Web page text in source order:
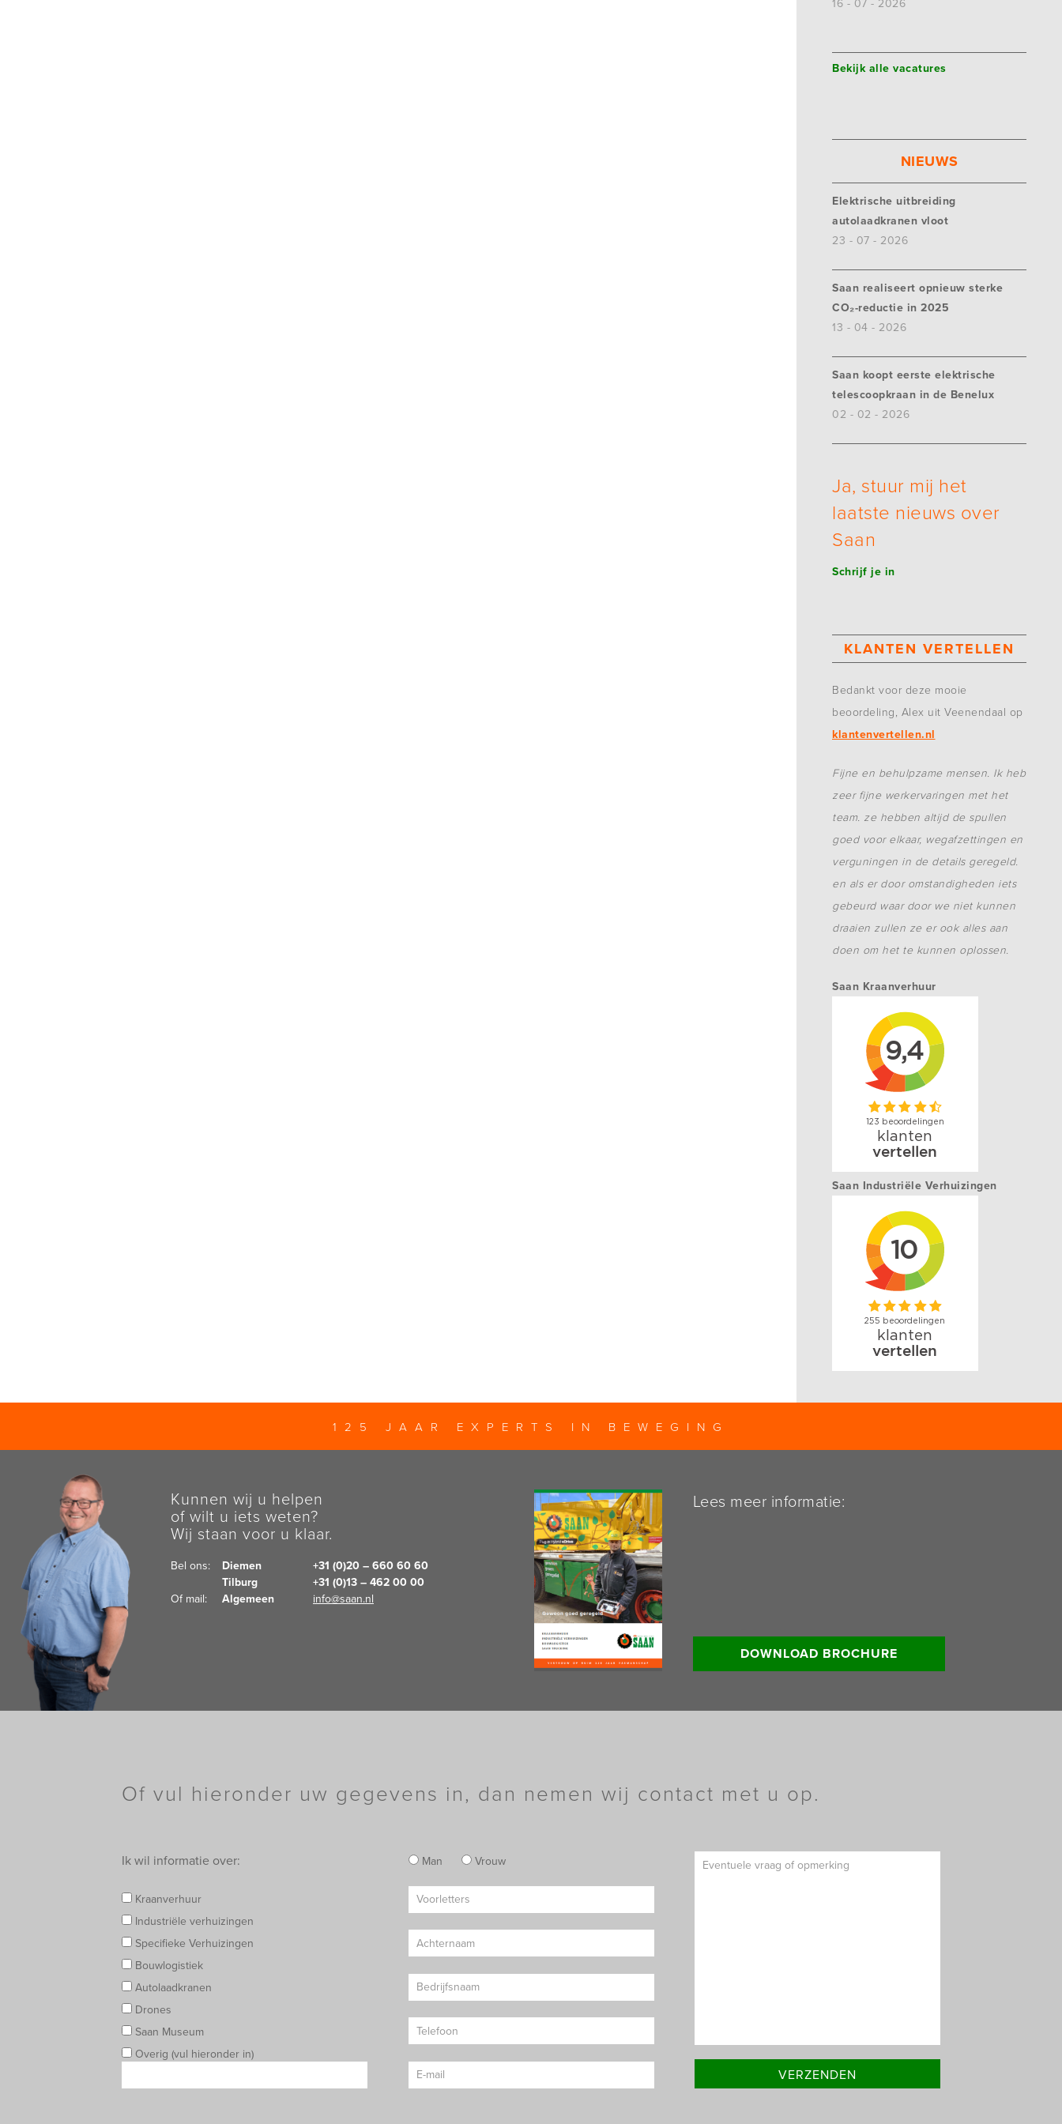
16 - 07 - 2026
Bekijk alle vacatures
NIEUWS
Elektrische uitbreiding
autolaadkranen vloot
23 - 07 - 2026
Saan realiseert opnieuw sterke
CO₂-reductie in 2025
13 - 04 - 2026
Saan koopt eerste elektrische
telescoopkraan in de Benelux
02 - 02 - 2026
Ja, stuur mij het
laatste nieuws over
Saan
Schrijf je in
KLANTEN VERTELLEN
Bedankt voor deze mooie
beoordeling, Alex uit Veenendaal op
klantenvertellen.nl
Fijne en behulpzame mensen. Ik heb
zeer fijne werkervaringen met het
team. ze hebben altijd de spullen
goed voor elkaar, wegafzettingen en
verguningen in de details geregeld.
en als er door omstandigheden iets
gebeurd waar door we niet kunnen
draaien zullen ze er ook alles aan
doen om het te kunnen oplossen.
Saan Kraanverhuur
Saan Industriële Verhuizingen
125 JAAR EXPERTS IN BEWEGING
Kunnen wij u helpen
of wilt u iets weten?
Wij staan voor u klaar.
Bel ons: Diemen
+31 (0)20 – 660 60 60
Tilburg
+31 (0)13 – 462 00 00
Of mail:
Algemeen info@saan.nl
Lees meer informatie:
DOWNLOAD BROCHURE
Of vul hieronder uw gegevens in, dan nemen wij contact met u op.
Ik wil informatie over:
Kraanverhuur
Industriële verhuizingen
Specifieke Verhuizingen
Bouwlogistiek
Autolaadkranen
Drones
Saan Museum
Overig (vul hieronder in)
Man Vrouw